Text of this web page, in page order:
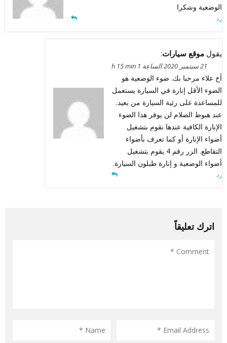
الوضعية وشكرا
رد
يقول موقع سيارات:
21 سبتمبر 2020 الساعة 1 h 15 min
أخ علاء مرحبا بك. ضوء الوضعية هو
الضوء الأقل إنارة في السيارة يستعمل
للمساعدة على رئية السيارة من بعيد.
عند هبوط الضلام لن يوفر هذا الضوء
الإنارة الكافية عندها نقوم بتشغيل
أضواء الإنارة أو كما تعرف بأضواء
التقاطع. الزر رقم 4 يقوم بتشغيل
أضواء الوضعية و إنارة طبلون السيارة.
رد
اترك تعليقاً